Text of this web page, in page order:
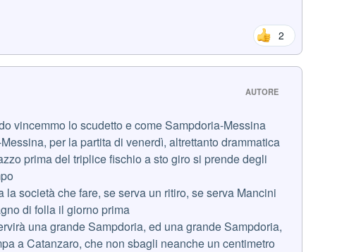
2
AUTORE
vincemmo lo scudetto e come Sampdoria-Messina
per la partita di venerdì, altrettanto drammatica
prima del triplice fischio a sto giro si prende degli
società che fare, se serva un ritiro, se serva Mancini
di folla il giorno prima
una grande Sampdoria, ed una grande Sampdoria,
a Catanzaro, che non sbagli neanche un centimetro